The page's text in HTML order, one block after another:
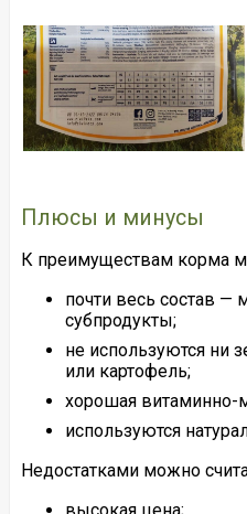
Плюсы и минусы
К преимуществам корма
почти весь состав
субпродукты;
не используются ни
или картофель;
хорошая витаминно-
используются
Недостатками можно
высокая цена;